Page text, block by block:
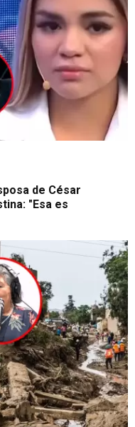
de César
"Esa es